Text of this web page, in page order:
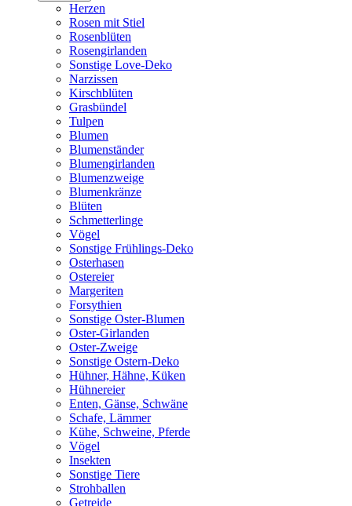
Herzen
Rosen mit Stiel
Rosenblüten
Rosengirlanden
Sonstige Love-Deko
Narzissen
Kirschblüten
Grasbündel
Tulpen
Blumen
Blumenständer
Blumengirlanden
Blumenzweige
Blumenkränze
Blüten
Schmetterlinge
Vögel
Sonstige Frühlings-Deko
Osterhasen
Ostereier
Margeriten
Forsythien
Sonstige Oster-Blumen
Oster-Girlanden
Oster-Zweige
Sonstige Ostern-Deko
Hühner, Hähne, Küken
Hühnereier
Enten, Gänse, Schwäne
Schafe, Lämmer
Kühe, Schweine, Pferde
Vögel
Insekten
Sonstige Tiere
Strohballen
Getreide